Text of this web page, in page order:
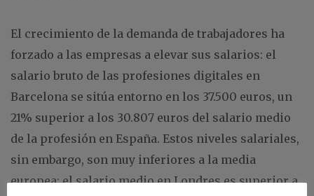
El crecimiento de la demanda de trabajadores ha
forzado a las empresas a elevar sus salarios: el
salario bruto de las profesiones digitales en
Barcelona se sitúa entorno en los 37.500 euros, un
21% superior a los 30.807 euros del salario medio
de la profesión en España. Estos niveles salariales,
sin embargo, son muy inferiores a la media
europea: el salario medio en Londres es superior a